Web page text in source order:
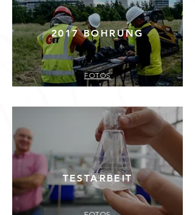
2017 BOHRUNG
FOTOS
TESTARBEIT